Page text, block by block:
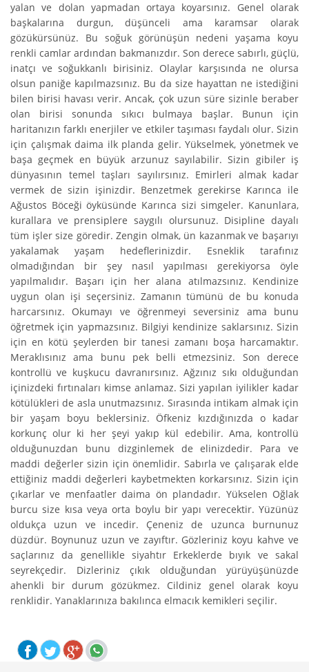
yalan ve dolan yapmadan ortaya koyarsınız. Genel olarak
başkalarına durgun, düşünceli ama karamsar olarak
gözükürsünüz. Bu soğuk görünüşün nedeni yaşama koyu
renkli camlar ardından bakmanızdır. Son derece sabırlı, güçlü,
inatçı ve soğukkanlı birisiniz. Olaylar karşısında ne olursa
olsun paniğe kapılmazsınız. Bu da size hayattan ne istediğini
bilen birisi havası verir. Ancak, çok uzun süre sizinle beraber
olan birisi sonunda sıkıcı bulmaya başlar. Bunun için
haritanızın farklı enerjiler ve etkiler taşıması faydalı olur. Sizin
için çalışmak daima ilk planda gelir. Yükselmek, yönetmek ve
başa geçmek en büyük arzunuz sayılabilir. Sizin gibiler iş
dünyasının temel taşları sayılırsınız. Emirleri almak kadar
vermek de sizin işinizdir. Benzetmek gerekirse Karınca ile
Ağustos Böceği öyküsünde Karınca sizi simgeler. Kanunlara,
kurallara ve prensiplere saygılı olursunuz. Disipline dayalı
tüm işler size göredir. Zengin olmak, ün kazanmak ve başarıyı
yakalamak yaşam hedeflerinizdir. Esneklik tarafınız
olmadığından bir şey nasıl yapılması gerekiyorsa öyle
yapılmalıdır. Başarı için her alana atılmazsınız. Kendinize
uygun olan işi seçersiniz. Zamanın tümünü de bu konuda
harcarsınız. Okumayı ve öğrenmeyi seversiniz ama bunu
öğretmek için yapmazsınız. Bilgiyi kendinize saklarsınız. Sizin
için en kötü şeylerden bir tanesi zamanı boşa harcamaktır.
Meraklısınız ama bunu pek belli etmezsiniz. Son derece
kontrollü ve kuşkucu davranırsınız. Ağzınız sıkı olduğundan
içinizdeki fırtınaları kimse anlamaz. Sizi yapılan iyilikler kadar
kötülükleri de asla unutmazsınız. Sırasında intikam almak için
bir yaşam boyu beklersiniz. Öfkeniz kızdığınızda o kadar
korkunç olur ki her şeyi yakıp kül edebilir. Ama, kontrollü
olduğunuzdan bunu dizginlemek de elinizdedir. Para ve
maddi değerler sizin için önemlidir. Sabırla ve çalışarak elde
ettiğiniz maddi değerleri kaybetmekten korkarsınız. Sizin için
çıkarlar ve menfaatler daima ön plandadır. Yükselen Oğlak
burcu size kısa veya orta boylu bir yapı verecektir. Yüzünüz
oldukça uzun ve incedir. Çeneniz de uzunca burnunuz
düzdür. Boynunuz uzun ve zayıftır. Gözleriniz koyu kahve ve
saçlarınız da genellikle siyahtır Erkeklerde bıyık ve sakal
seyrekçedir. Dizleriniz çıkık olduğundan yürüyüşünüzde
ahenkli bir durum gözükmez. Cildiniz genel olarak koyu
renklidir. Yanaklarınıza bakılınca elmacık kemikleri seçilir.